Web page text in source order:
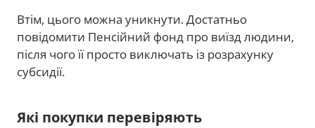
Втім, цього можна уникнути. Достатньо
повідомити Пенсійний фонд про виїзд людини,
після чого її просто виключать із розрахунку
субсидії.
Які покупки перевіряють